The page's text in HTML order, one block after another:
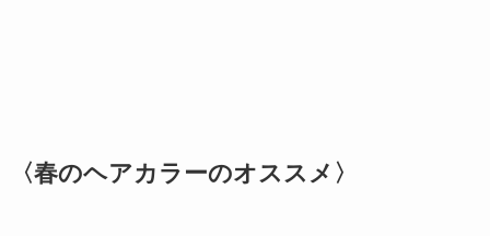
〈春のヘアカラーのオススメ〉